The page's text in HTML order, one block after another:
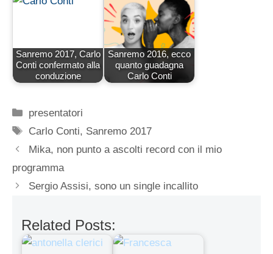
Sanremo 2017, Carlo
Conti confermato alla
conduzione
Sanremo 2016, ecco
quanto guadagna
Carlo Conti
Categorie
presentatori
Tag
Carlo Conti, Sanremo 2017
Mika, non punto a ascolti record con il mio
programma
Sergio Assisi, sono un single incallito
Related Posts: